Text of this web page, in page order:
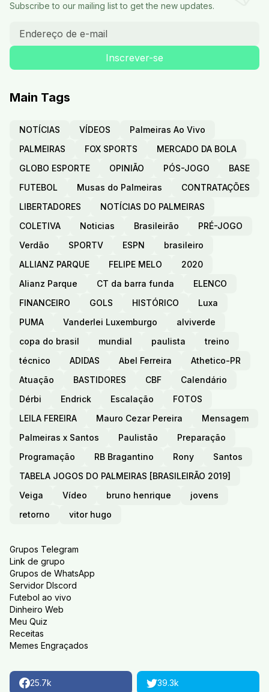
Subscribe to our mailing list to get the new updates.
Main Tags
NOTÍCIAS VÍDEOS
Palmeiras Ao Vivo
PALMEIRAS
FOX SPORTS
MERCADO DA BOLA
GLOBO ESPORTE
OPINIÃO PÓS-JOGO
BASE
FUTEBOL
Musas do Palmeiras
CONTRATAÇÕES
LIBERTADORES
NOTÍCIAS DO PALMEIRAS
COLETIVA
Noticias Brasileirão
PRÉ-JOGO
Verdão
SPORTV ESPN
brasileiro
ALLIANZ PARQUE
FELIPE MELO
2020
Alianz Parque
CT da barra funda
ELENCO
FINANCEIRO
GOLS HISTÓRICO
Luxa
PUMA
Vanderlei Luxemburgo
alviverde
copa do brasil
mundial paulista
treino
técnico
ADIDAS Abel Ferreira
Athetico-PR
Atuação
BASTIDORES CBF
Calendário
Dérbi
Endrick Escalação
FOTOS
LEILA FEREIRA
Mauro Cezar Pereira
Mensagem
Palmeiras x Santos
Paulistão
Preparação
Programação
RB Bragantino Rony
Santos
TABELA JOGOS DO PALMEIRAS [BRASILEIRÃO 2019]
Veiga
Vídeo bruno henrique
jovens
retorno
vitor hugo
Grupos Telegram
Link de grupo
Grupos de WhatsApp
Servidor DIscord
Futebol ao vivo
Dinheiro Web
Meu Quiz
Receitas
Memes Engraçados
25.7k 39.3k